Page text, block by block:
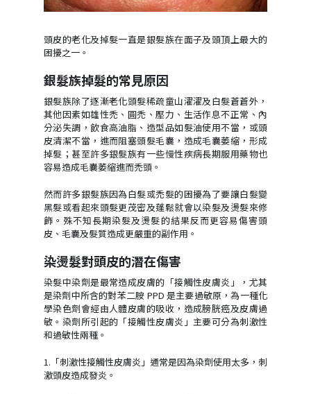
頭皮的老化及掉髮一直是銀髮族在面子及頭頂上最大的
困擾之一。
銀髮族掉髮的常見原因
銀髮族除了逐漸老化頭髮稀疏童山濯濯及白髮蒼蒼外，
其他因素如雄性禿、圓禿、壓力、生活作息不正常、內
分泌失調，飲食高油脂、造型品如髮油使用不當，或頭
皮清潔不當，進而阻塞頭髮毛囊，造成毛囊萎縮，形成
掉髮；甚至許多銀髮族有一些慢性疾病長期服用藥物也
容易造成毛囊萎縮進而禿頭。
然而許多銀髮族因為白髮或禿髮的困擾為了要讓白髮變
黑髮或看起來頭髮更茂密及蓬鬆就會以染髮及燙髮來修
飾。殊不知長期染髮及燙髮的結果反而更容易傷害頭
皮、毛囊及髮質造成更嚴重的副作用。
染燙髮對頭皮的潛在傷害
染髮中染劑是最常造成皮膚的「接觸性皮膚炎」，尤其
是染劑中所含的對苯二胺 PPD 是主要過敏原，為一種化
學染色劑會經由人體皮膚的吸收，造成膀胱癌及皮膚過
敏。染劑所引起的「接觸性皮膚炎」主要可分為刺激性
和過敏性兩種。
1.「刺激性接觸性皮膚炎」通常是因為染劑使用太多，刺
激頭皮造成發炎。